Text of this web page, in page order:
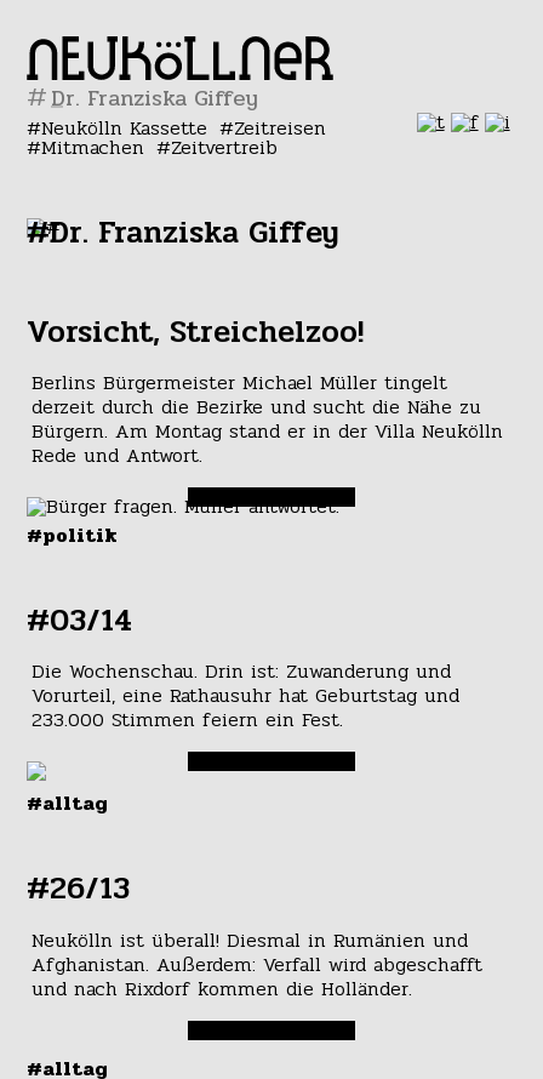
#
Neukölln Kassette Zeitreisen
Mitmachen Zeitvertreib
#Dr. Franziska Giffey
Vorsicht, Streichelzoo!
Berlins Bürgermeister Michael Müller tingelt
derzeit durch die Bezirke und sucht die Nähe zu
Bürgern. Am Montag stand er in der Villa Neukölln
Rede und Antwort.
#politik
#03/14
Die Wochenschau. Drin ist: Zuwanderung und
Vorurteil, eine Rathausuhr hat Geburtstag und
233.000 Stimmen feiern ein Fest.
#alltag
#26/13
Neukölln ist überall! Diesmal in Rumänien und
Afghanistan. Außerdem: Verfall wird abgeschafft
und nach Rixdorf kommen die Holländer.
#alltag